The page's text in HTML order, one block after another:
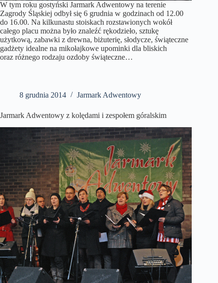
W tym roku gostyński Jarmark Adwentowy na terenie
Zagrody Śląskiej odbył się 6 grudnia w godzinach od 12.00
do 16.00. Na kilkunastu stoiskach rozstawionych wokół
całego placu można było znaleźć rękodzieło, sztukę
użytkową, zabawki z drewna, biżuterię, słodycze, świąteczne
gadżety idealne na mikołajkowe upominki dla bliskich
oraz różnego rodzaju ozdoby świąteczne…
8 grudnia 2014 Jarmark Adwentowy
Jarmark Adwentowy z kolędami i zespołem góralskim